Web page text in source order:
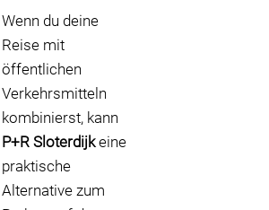
Wenn du deine
Reise mit
öffentlichen
Verkehrsmitteln
kombinierst, kann
P+R Sloterdijkeine
praktische
Alternative zum